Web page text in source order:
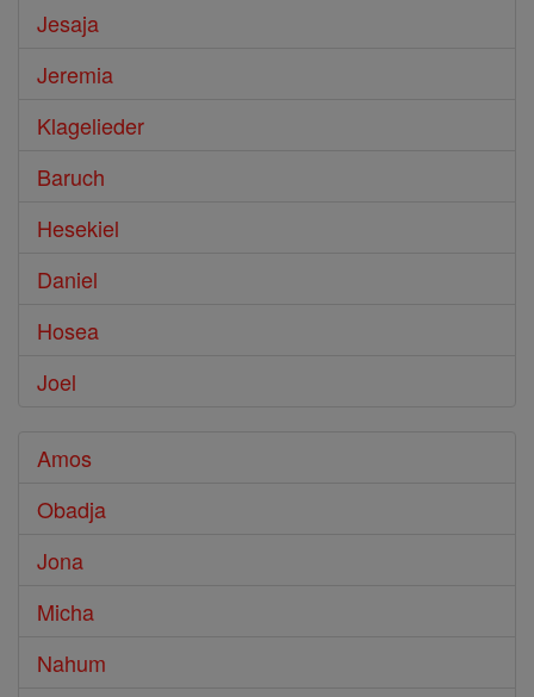
Jesaja
Jeremia
Klagelieder
Baruch
Hesekiel
Daniel
Hosea
Joel
Amos
Obadja
Jona
Micha
Nahum